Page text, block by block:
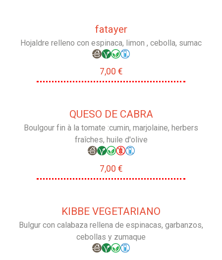
fatayer
Hojaldre relleno con espinaca, limon , cebolla, sumac
7,00 €
QUESO DE CABRA
Boulgour fin à la tomate :cumin, marjolaine, herbers
fraîches, huile d'olive
7,00 €
KIBBE VEGETARIANO
Bulgur con calabaza rellena de espinacas, garbanzos,
cebollas y zumaque